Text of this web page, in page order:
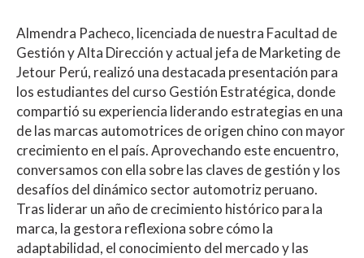
Almendra Pacheco, licenciada de nuestra Facultad de
Gestión y Alta Dirección y actual jefa de Marketing de
Jetour Perú, realizó una destacada presentación para
los estudiantes del curso Gestión Estratégica, donde
compartió su experiencia liderando estrategias en una
de las marcas automotrices de origen chino con mayor
crecimiento en el país. Aprovechando este encuentro,
conversamos con ella sobre las claves de gestión y los
desafíos del dinámico sector automotriz peruano.
Tras liderar un año de crecimiento histórico para la
marca, la gestora reflexiona sobre cómo la
adaptabilidad, el conocimiento del mercado y las